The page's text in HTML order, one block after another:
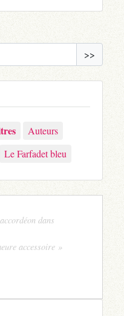
>>
Auteurs
Le Farfadet bleu
dans
accessoire »